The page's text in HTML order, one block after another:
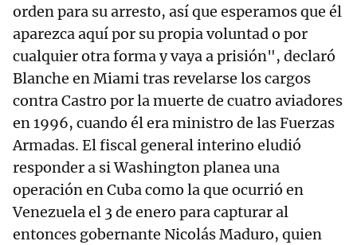
orden para su arresto, así que esperamos que él
aparezca aquí por su propia voluntad o por
cualquier otra forma y vaya a prisión", declaró
Blanche en Miami tras revelarse los cargos
contra Castro por la muerte de cuatro aviadores
en 1996, cuando él era ministro de las Fuerzas
Armadas. El fiscal general interino eludió
responder a si Washington planea una
operación en Cuba como la que ocurrió en
Venezuela el 3 de enero para capturar al
entonces gobernante Nicolás Maduro, quien